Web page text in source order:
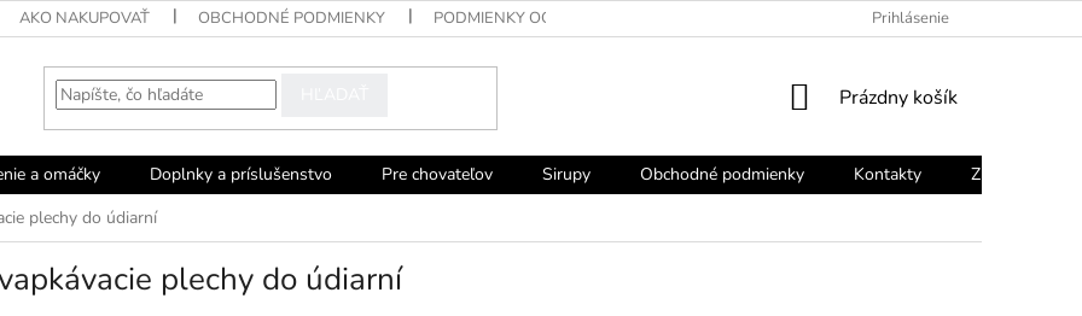
AKO NAKUPOVAŤ OBCHODNÉ PODMIENKY PODMIENKY OCHRANY OSOBNÝCH ÚDAJOV Prihlásenie
NÁKUPNÝ
Prázdny košík
a omáčky Doplnky a príslušenstvo Pre chovateľov Sirupy Obchodné podmienky Kontakty
Značky
plechy do údiarní
plechy do údiarní